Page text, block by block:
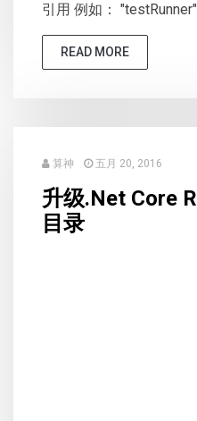
引用 例如：
READ MORE
算神 五月 20, 2016
升级.Net Core
目录